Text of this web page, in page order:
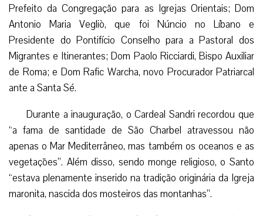
Prefeito da Congregação para as Igrejas Orientais; Dom
Antonio Maria Vegliò, que foi Núncio no Líbano e
Presidente do Pontifício Conselho para a Pastoral dos
Migrantes e Itinerantes; Dom Paolo Ricciardi, Bispo Auxiliar
de Roma; e Dom Rafic Warcha, novo Procurador Patriarcal
ante a Santa Sé.
Durante a inauguração, o Cardeal Sandri recordou que
“a fama de santidade de São Charbel atravessou não
apenas o Mar Mediterrâneo, mas também os oceanos e as
vegetações”. Além disso, sendo monge religioso, o Santo
“estava plenamente inserido na tradição originária da Igreja
maronita, nascida dos mosteiros das montanhas”.